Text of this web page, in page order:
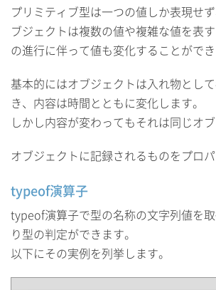
プリミティブ型は一つの値しか表現せ
ブジェクトは複数の値や複雑な値を表
の進行に伴って値も変化することができ
基本的にはオブジェクトは入れ物とし
き、内容は時間とともに変化します。
しかし内容が変わってもそれは同じオブ
オブジェクトに記録されるものをプロパ
typeof演算子
typeof演算子で型の名称の文字列値を
り型の判定ができます。
以下にその実例を列挙します。